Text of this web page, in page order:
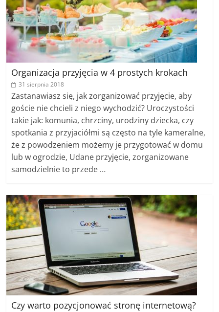
Organizacja przyjęcia w 4 prostych krokach
31 sierpnia 2018
Zastanawiasz się, jak zorganizować przyjęcie, aby
goście nie chcieli z niego wychodzić? Uroczystości
takie jak: komunia, chrzciny, urodziny dziecka, czy
spotkania z przyjaciółmi są często na tyle kameralne,
że z powodzeniem możemy je przygotować w domu
lub w ogrodzie, Udane przyjęcie, zorganizowane
samodzielnie to przede …
Czy warto pozycjonować stronę internetową?